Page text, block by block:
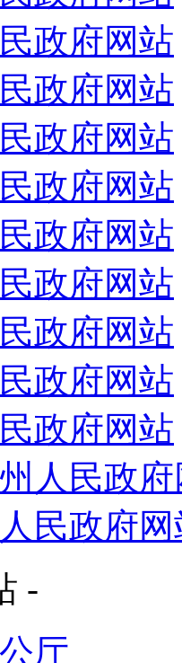
政府网站
政府网站
政府网站
政府网站
政府网站
政府网站
政府网站
政府网站
政府网站
人民政
民政府网
-
厅